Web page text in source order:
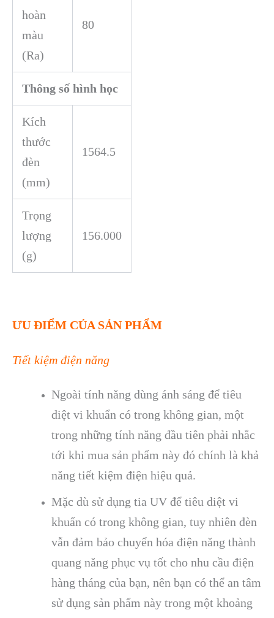
hoàn
màu
(Ra)
80
Thông số hình học
Kích
thước
đèn
(mm)
1564.5
Trọng
lượng
(g)
156.000
ƯU ĐIỂM CỦA SẢN PHẨM
Tiết kiệm điện năng
Ngoài tính năng dùng ánh sáng để tiêu
diệt vi khuẩn có trong không gian, một
trong những tính năng đầu tiên phải nhắc
tới khi mua sản phẩm này đó chính là khả
năng tiết kiệm điện hiệu quả.
Mặc dù sử dụng tia UV để tiêu diệt vi
khuẩn có trong không gian, tuy nhiên đèn
vẫn đảm bảo chuyển hóa điện năng thành
quang năng phục vụ tốt cho nhu cầu điện
hàng tháng của bạn, nên bạn có thể an tâm
sử dụng sản phẩm này trong một khoảng